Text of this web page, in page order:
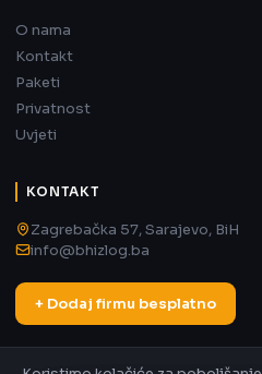
O nama
Kontakt
Paketi
Privatnost
Uvjeti
KONTAKT
Zagrebačka 57, Sarajevo, BiH
info@bhizlog.ba
+ Dodaj firmu besplatno